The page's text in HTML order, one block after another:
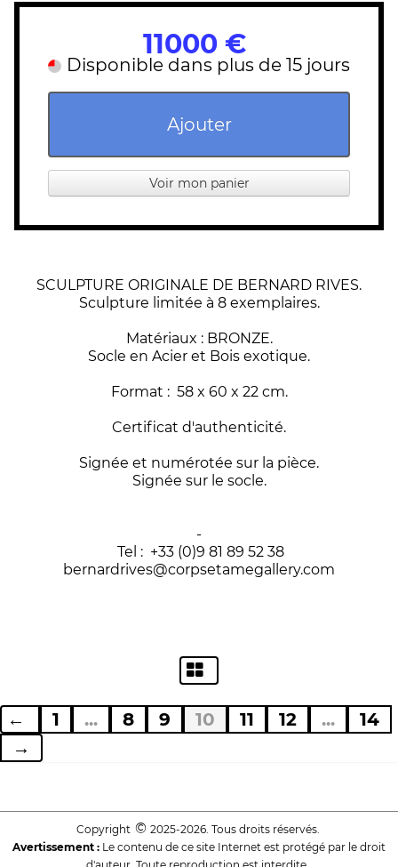
11000 €
Disponible dans plus de 15 jours
Ajouter
Voir mon panier
SCULPTURE ORIGINALE DE BERNARD RIVES.
Sculpture limitée à 8 exemplaires.
Matériaux : BRONZE.
Socle en Acier et Bois exotique.
Format : 58 x 60 x 22 cm.
Certificat d'authenticité.
Signée et numérotée sur la pièce.
Signée sur le socle.
-
Tel : +33 (0)9 81 89 52 38
bernardrives@corpsetamegallery.com
← 1 ... 8 9 10 11 12 ...
14
→
Copyright © 2025-2026. Tous droits réservés.
Avertissement : Le contenu de ce site Internet est protégé par le droit